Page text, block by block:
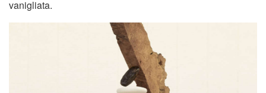
vanigliata.